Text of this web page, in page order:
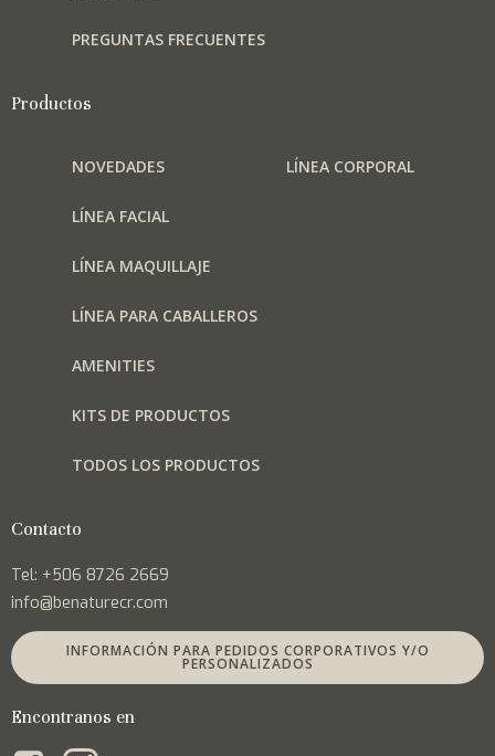
PREGUNTAS FRECUENTES
Productos
NOVEDADES LÍNEA CORPORAL
LÍNEA FACIAL
LÍNEA MAQUILLAJE
LÍNEA PARA CABALLEROS
AMENITIES
KITS DE PRODUCTOS
TODOS LOS PRODUCTOS
Contacto
Tel: +506 8726 2669
info@benaturecr.com
INFORMACIÓN PARA PEDIDOS CORPORATIVOS Y/O
PERSONALIZADOS
Encontranos en